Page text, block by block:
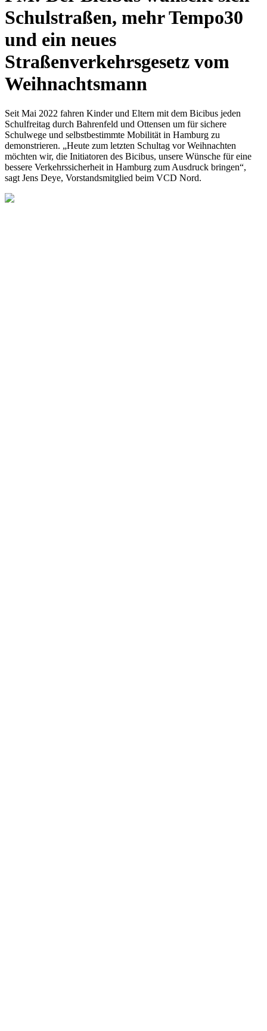
Schulstraßen, mehr Tempo30
und ein neues
Straßenverkehrsgesetz vom
Weihnachtsmann
Seit Mai 2022 fahren Kinder und Eltern mit dem Bicibus jeden
Schulfreitag durch Bahrenfeld und Ottensen um für sichere
Schulwege und selbstbestimmte Mobilität in Hamburg zu
demonstrieren. „Heute zum letzten Schultag vor Weihnachten
möchten wir, die Initiatoren des Bicibus, unsere Wünsche für eine
bessere Verkehrssicherheit in Hamburg zum Ausdruck bringen“,
sagt Jens Deye, Vorstandsmitglied beim VCD Nord.